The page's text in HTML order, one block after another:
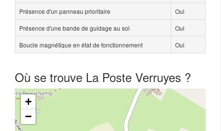
Présence d'un panneau prioritaire
Oui
Présence d'une bande de guidage au sol
Oui
Boucle magnétique en état de fonctionnement
Oui
Où se trouve La Poste Verruyes ?
+
−